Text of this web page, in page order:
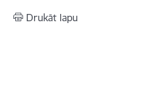
Drukāt lapu